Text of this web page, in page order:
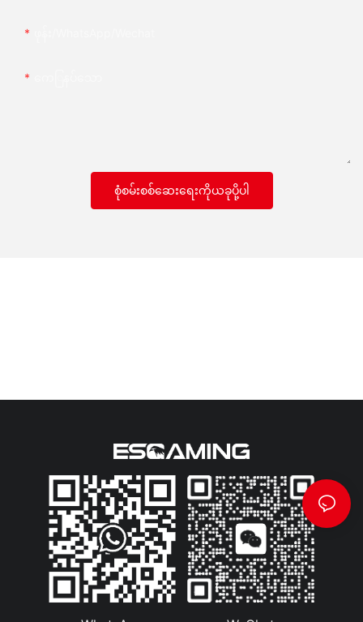
စုံစမ်းစစ်ဆေးရေးကိုယခုပို့ပါ